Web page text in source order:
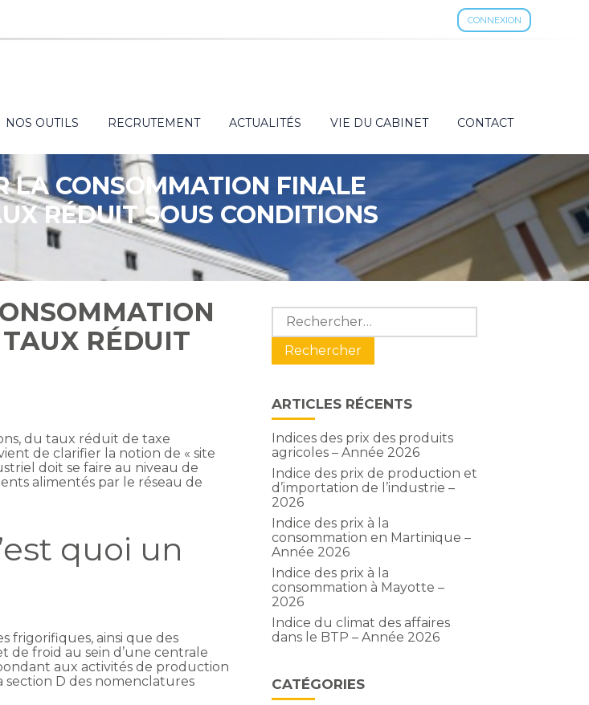
CONNEXION
NOS OUTILS RECRUTEMENT ACTUALITÉS VIE DU CABINET CONTACT
LA CONSOMMATION FINALE
RÉDUIT SOUS CONDITIONS
RÉDUIT
du taux réduit de taxe
de clarifier la notion de « site
doit se faire au niveau de
alimentés par le réseau de
quoi un
frigorifiques, ainsi que des
froid au sein d’une centrale
aux activités de production
D des nomenclatures
Blog
sidebar
Rechercher :
ARTICLES RÉCENTS
Indices des prix des produits
agricoles – Année 2026
Indice des prix de production et
d’importation de l’industrie –
2026
Indice des prix à la
consommation en Martinique –
Année 2026
Indice des prix à la
consommation à Mayotte –
2026
Indice du climat des affaires
dans le BTP – Année 2026
CATÉGORIES